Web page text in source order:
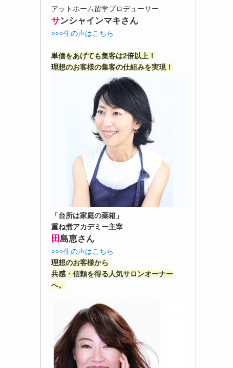
アットホーム留学プロデューサー
サンシャインマキさん
>>>生の声はこちら
単価をあげても集客は2倍以上！
理想のお客様の集客の仕組みを実現！
「台所は家庭の薬箱」
重ね煮アカデミー主宰
田島恵さん
>>>生の声はこちら
理想のお客様から
共感・信頼を得る人気サロンオーナー
へ。